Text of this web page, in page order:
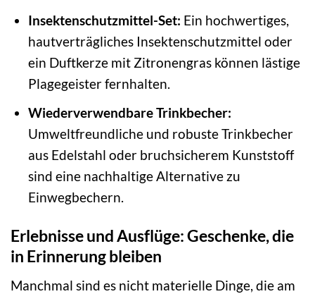
Insektenschutzmittel-Set: Ein hochwertiges,
hautverträgliches Insektenschutzmittel oder
ein Duftkerze mit Zitronengras können lästige
Plagegeister fernhalten.
Wiederverwendbare Trinkbecher:
Umweltfreundliche und robuste Trinkbecher
aus Edelstahl oder bruchsicherem Kunststoff
sind eine nachhaltige Alternative zu
Einwegbechern.
Erlebnisse und Ausflüge: Geschenke, die
in Erinnerung bleiben
Manchmal sind es nicht materielle Dinge, die am